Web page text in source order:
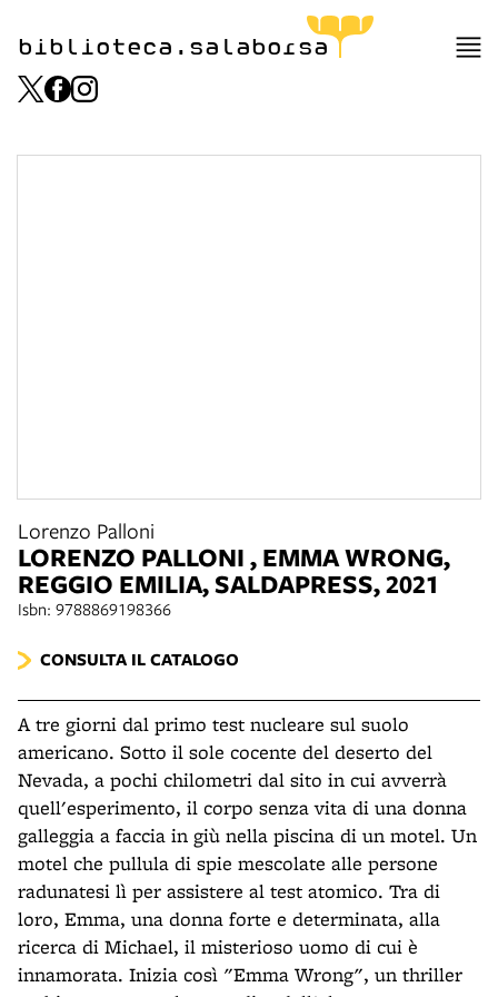
biblioteca.salaborsa
Lorenzo Palloni
LORENZO PALLONI , EMMA WRONG,
REGGIO EMILIA, SALDAPRESS, 2021
Isbn: 9788869198366
CONSULTA IL CATALOGO
A tre giorni dal primo test nucleare sul suolo
americano. Sotto il sole cocente del deserto del
Nevada, a pochi chilometri dal sito in cui avverrà
quell'esperimento, il corpo senza vita di una donna
galleggia a faccia in giù nella piscina di un motel. Un
motel che pullula di spie mescolate alle persone
radunatesi lì per assistere al test atomico. Tra di
loro, Emma, una donna forte e determinata, alla
ricerca di Michael, il misterioso uomo di cui è
innamorata. Inizia così "Emma Wrong", un thriller